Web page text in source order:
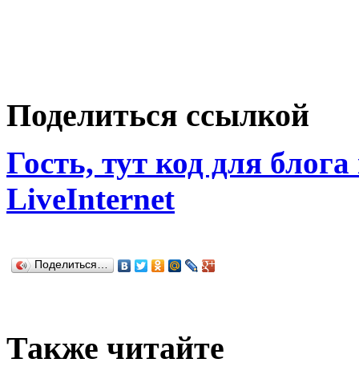
Поделиться ссылкой
Гость, тут код для
LiveInternet
Поделиться…
Также читайте